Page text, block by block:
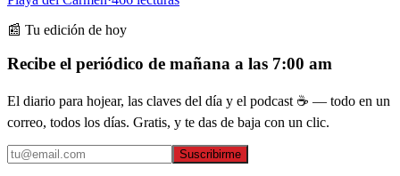
📰 Tu edición de hoy
Recibe el periódico de mañana a las 7:00 am
El diario para hojear, las claves del día y el podcast ☕ — todo en un
correo, todos los días. Gratis, y te das de baja con un clic.
Suscribirme